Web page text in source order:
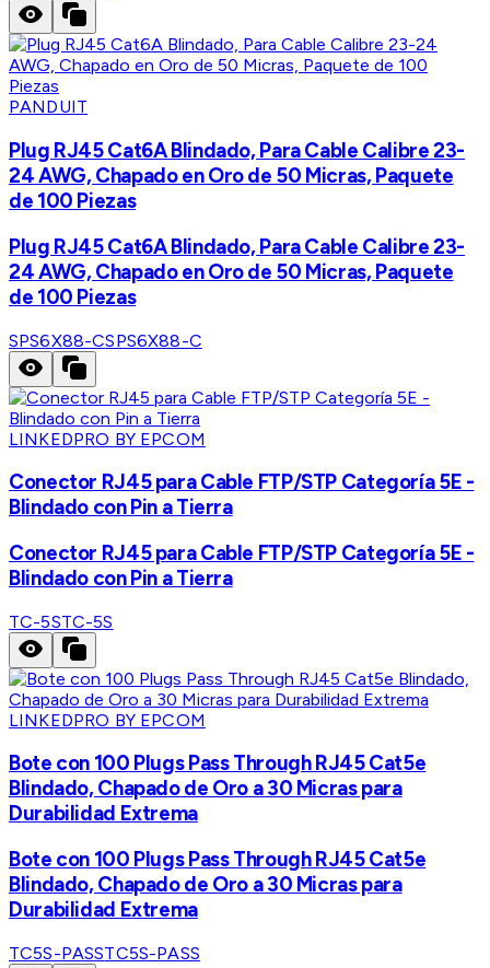
PANDUIT
Plug RJ45 Cat6A Blindado, Para Cable Calibre 23-
24 AWG, Chapado en Oro de 50 Micras, Paquete
de 100 Piezas
Plug RJ45 Cat6A Blindado, Para Cable Calibre 23-
24 AWG, Chapado en Oro de 50 Micras, Paquete
de 100 Piezas
SPS6X88-CSPS6X88-C
LINKEDPRO BY EPCOM
Conector RJ45 para Cable FTP/STP Categoría 5E -
Blindado con Pin a Tierra
Conector RJ45 para Cable FTP/STP Categoría 5E -
Blindado con Pin a Tierra
TC-5STC-5S
LINKEDPRO BY EPCOM
Bote con 100 Plugs Pass Through RJ45 Cat5e
Blindado, Chapado de Oro a 30 Micras para
Durabilidad Extrema
Bote con 100 Plugs Pass Through RJ45 Cat5e
Blindado, Chapado de Oro a 30 Micras para
Durabilidad Extrema
TC5S-PASSTC5S-PASS